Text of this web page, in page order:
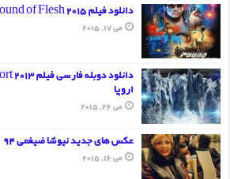
دانلود فیلم Pound of Flesh 2015
می 17, 2015
اروپا
می 26, 2015
عکس های جدید نیوشا ضیغمی 94
می 16, 2015